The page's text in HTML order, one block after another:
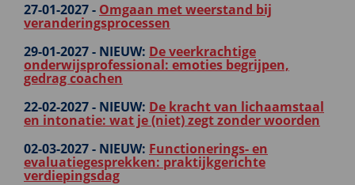
27-01-2027 - Omgaan met weerstand bij
veranderingsprocessen
29-01-2027 - NIEUW: De veerkrachtige
onderwijsprofessional: emoties begrijpen,
gedrag coachen
22-02-2027 - NIEUW: De kracht van lichaamstaal
en intonatie: wat je (niet) zegt zonder woorden
02-03-2027 - NIEUW: Functionerings- en
evaluatiegesprekken: praktijkgerichte
verdiepingsdag